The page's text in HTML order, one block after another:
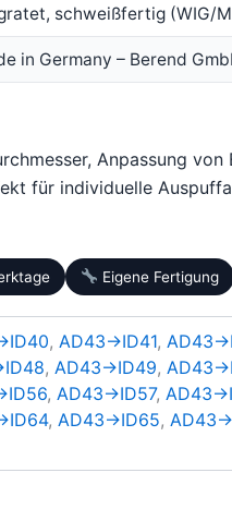
schweißfertig (WIG/
in Germany – Berend
Anpassung von
für individuelle
Eigene Fertigung
, AD43→ID41,
, AD43→ID49,
, AD43→ID57,
, AD43→ID65,